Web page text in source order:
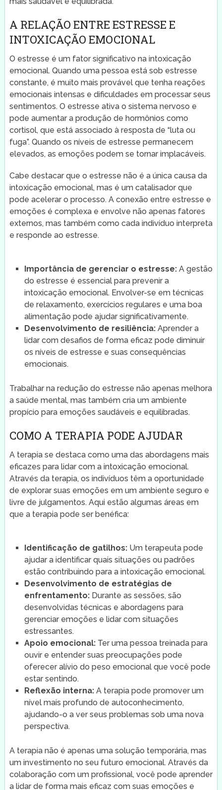
A RELAÇÃO ENTRE ESTRESSE E
INTOXICAÇÃO EMOCIONAL
O estresse é um fator significativo na intoxicação
emocional. Quando uma pessoa está sob estresse
constante, é muito mais provável que tenha reações
emocionais intensas e dificuldades em processar seus
sentimentos. O estresse ativa o sistema nervoso e
pode aumentar a produção de hormônios como
cortisol, que está associado à resposta de “luta ou
fuga”. Quando os níveis de estresse permanecem
elevados, as emoções podem se tornar implacáveis.
Cabe destacar que o estresse não é a única causa da
intoxicação emocional, mas é um catalisador que
pode acelerar o processo. A conexão entre estresse e
emoções é complexa e envolve não apenas fatores
externos, mas também como cada indivíduo interpreta
e responde ao estresse.
Importância de gerenciar o estresse:A gestão
do estresse é essencial para prevenir a
intoxicação emocional. Envolver-se em técnicas
de relaxamento, exercícios regulares e uma boa
alimentação pode ajudar significativamente.
Desenvolvimento de resiliência:Aprender a
lidar com desafios de forma eficaz pode diminuir
os níveis de estresse e suas consequências
emocionais.
Trabalhar na redução do estresse não apenas melhora
a saúde mental, mas também cria um ambiente
propício para emoções saudáveis e equilibradas.
COMO A TERAPIA PODE AJUDAR
A terapia se destaca como uma das abordagens mais
eficazes para lidar com a intoxicação emocional.
Através da terapia, os indivíduos têm a oportunidade
de explorar suas emoções em um ambiente seguro e
livre de julgamentos. Aqui estão algumas áreas em
que a terapia pode ser benéfica:
Identificação de gatilhos:Um terapeuta pode
ajudar a identificar quais situações ou padrões
estão contribuindo para a intoxicação emocional.
Desenvolvimento de estratégias de
enfrentamento:Durante as sessões, são
desenvolvidas técnicas e abordagens para
gerenciar emoções e lidar com situações
estressantes.
Apoio emocional:Ter uma pessoa treinada para
ouvir e entender suas preocupações pode
oferecer alívio do peso emocional que você pode
estar sentindo.
Reflexão interna:A terapia pode promover um
nível mais profundo de autoconhecimento,
ajudando-o a ver seus problemas sob uma nova
perspectiva.
A terapia não é apenas uma solução temporária, mas
um investimento no seu futuro emocional. Através da
colaboração com um profissional, você pode aprender
a lidar de forma mais eficaz com suas emoções e